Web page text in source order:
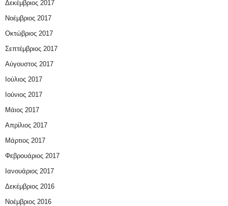
Δεκέμβριος 2017
Νοέμβριος 2017
Οκτώβριος 2017
Σεπτέμβριος 2017
Αύγουστος 2017
Ιούλιος 2017
Ιούνιος 2017
Μάιος 2017
Απρίλιος 2017
Μάρτιος 2017
Φεβρουάριος 2017
Ιανουάριος 2017
Δεκέμβριος 2016
Νοέμβριος 2016